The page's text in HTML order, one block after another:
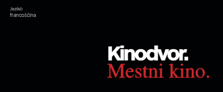
Jezik(i)
francoščina